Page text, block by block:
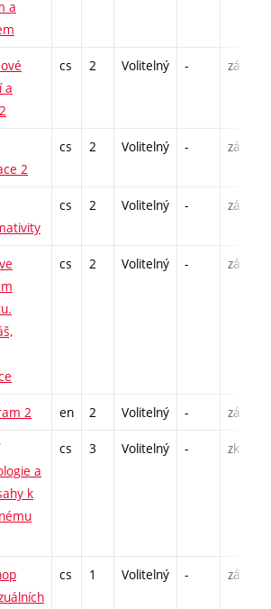
a
a
cs 2 Volitelný - zá
2
cs 2 Volitelný - zá
cs 2 Volitelný - zá
cs 2 Volitelný - zá
2 en 2 Volitelný - zá
a
k
cs 3 Volitelný - zk
cs 1 Volitelný - zá